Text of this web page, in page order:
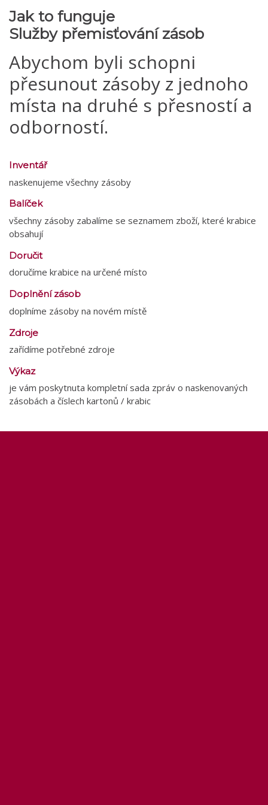
Jak to funguje
Služby přemisťování zásob
Abychom byli schopni
přesunout zásoby z jednoho
místa na druhé s přesností a
odborností.
Inventář
naskenujeme všechny zásoby
Balíček
všechny zásoby zabalíme se seznamem zboží, které krabice
obsahují
Doručit
doručíme krabice na určené místo
Doplnění zásob
doplníme zásoby na novém místě
Zdroje
zařídíme potřebné zdroje
Výkaz
je vám poskytnuta kompletní sada zpráv o naskenovaných
zásobách a číslech kartonů / krabic